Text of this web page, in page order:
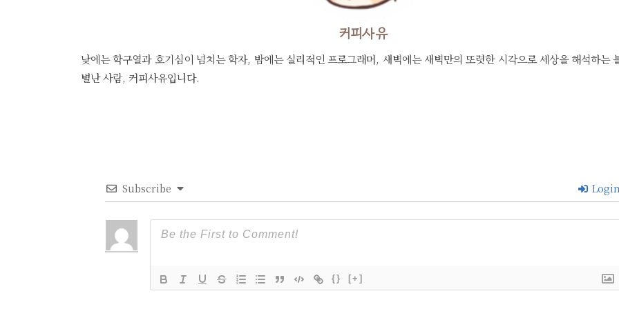
커피사유
낮에는 학구열과 호기심이 넘치는 학자, 밤에는 실리적인 프로그래머, 새벽에는 새벽만의 또렷한 시각으로 세상을 해석하는
별난 사람, 커피사유입니다.
Subscribe Login
{} [+]